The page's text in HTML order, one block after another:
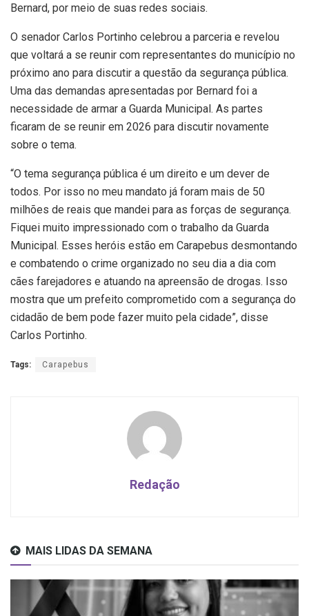
Bernard, por meio de suas redes sociais.
O senador Carlos Portinho celebrou a parceria e revelou
que voltará a se reunir com representantes do município no
próximo ano para discutir a questão da segurança pública.
Uma das demandas apresentadas por Bernard foi a
necessidade de armar a Guarda Municipal. As partes
ficaram de se reunir em 2026 para discutir novamente
sobre o tema.
“O tema segurança pública é um direito e um dever de
todos. Por isso no meu mandato já foram mais de 50
milhões de reais que mandei para as forças de segurança.
Fiquei muito impressionado com o trabalho da Guarda
Municipal. Esses heróis estão em Carapebus desmontando
e combatendo o crime organizado no seu dia a dia com
cães farejadores e atuando na apreensão de drogas. Isso
mostra que um prefeito comprometido com a segurança do
cidadão de bem pode fazer muito pela cidade”, disse
Carlos Portinho.
Tags: Carapebus
Redação
MAIS LIDAS DA SEMANA